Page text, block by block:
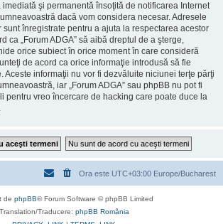
şi permanentă însoţită de notificarea Internet
dacă vom considera necesar. Adresele
sunt înregistrate pentru a ajuta la respectarea acestor
ca „Forum ADGA” să aibă dreptul de a şterge,
orice subiect în orice moment în care consideră
de acord ca orice informaţie introdusă să fie
Aceste informaţii nu vor fi dezvăluite niciunei terţe părţi
iar „Forum ADGA” sau phpBB nu pot fi
pentru vreo încercare de hacking care poate duce la
Ora este UTC+03:00 Europe/Bucharest
de phpBB® Forum Software © phpBB Limited
Translation/Traducere: phpBB România